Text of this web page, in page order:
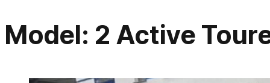
Model: 2 Active